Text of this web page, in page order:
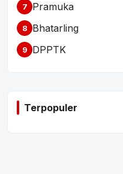
7 Pramuka
8 Bhatarling
9 DPPTK
Terpopuler